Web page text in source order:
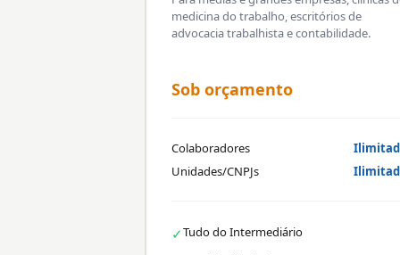
medicina do trabalho, escritórios de
advocacia trabalhista e contabilidade.
Sob orçamento
Colaboradores
Unidades/CNPJs
✓Tudo do Intermediário